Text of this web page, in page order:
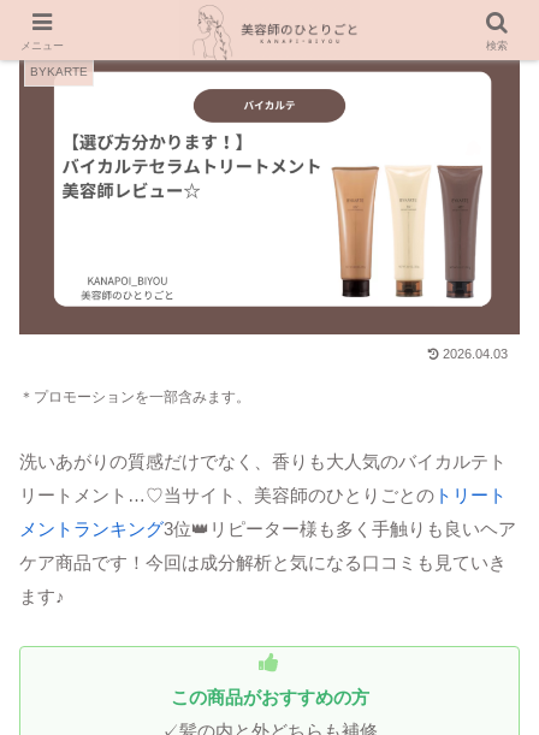
BYKARTE
2026.04.03
＊プロモーションを一部含みます。
洗いあがりの質感だけでなく、香りも大人気のバイカルテト
リートメント…♡当サイト、美容師のひとりごとの トリート
メントランキング3位👑リピーター様も多く手触りも良いヘア
ケア商品です！今回は成分解析と気になる口コミも見ていき
ます♪
この商品がおすすめの方
✓髪の内と外どちらも補修
メニュー 検索